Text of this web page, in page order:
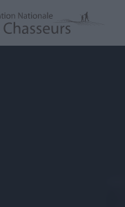
et fusion de